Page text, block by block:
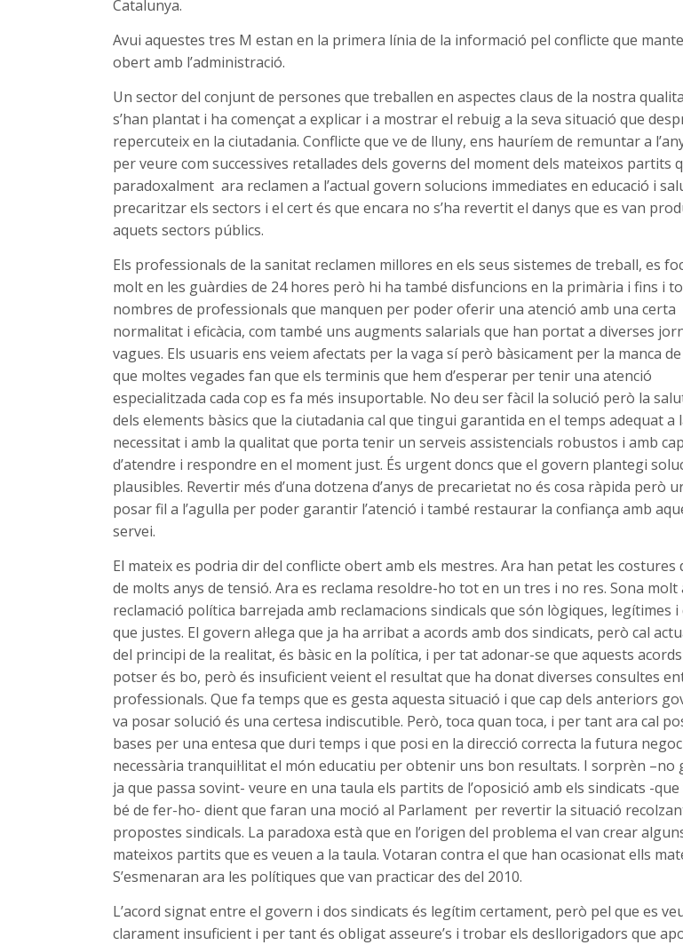
Catalunya.
Avui aquestes tres M estan en la primera línia de la informació pel conflicte que
obert amb l’administració.
Un sector del conjunt de persones que treballen en aspectes claus de la nostra
s’han plantat i ha començat a explicar i a mostrar el rebuig a la seva situació que
repercuteix en la ciutadania. Conflicte que ve de lluny, ens hauríem de remuntar a
per veure com successives retallades dels governs del moment dels mateixos partits
paradoxalment ara reclamen a l’actual govern solucions immediates en educació i
precaritzar els sectors i el cert és que encara no s’ha revertit el danys que es van
aquets sectors públics.
Els professionals de la sanitat reclamen millores en els seus sistemes de treball, es
molt en les guàrdies de 24 hores però hi ha també disfuncions en la primària i fins i
nombres de professionals que manquen per poder oferir una atenció amb una certa
normalitat i eficàcia, com també uns augments salarials que han portat a diverses
vagues. Els usuaris ens veiem afectats per la vaga sí però bàsicament per la manca
que moltes vegades fan que els terminis que hem d’esperar per tenir una atenció
especialitzada cada cop es fa més insuportable. No deu ser fàcil la solució però la
dels elements bàsics que la ciutadania cal que tingui garantida en el temps adequat a
necessitat i amb la qualitat que porta tenir un serveis assistencials robustos i amb
d’atendre i respondre en el moment just. És urgent doncs que el govern plantegi
plausibles. Revertir més d’una dotzena d’anys de precarietat no és cosa ràpida però
posar fil a l’agulla per poder garantir l’atenció i també restaurar la confiança amb
servei.
El mateix es podria dir del conflicte obert amb els mestres. Ara han petat les costures
de molts anys de tensió. Ara es reclama resoldre-ho tot en un tres i no res. Sona molt
reclamació política barrejada amb reclamacions sindicals que són lògiques, legítimes i
que justes. El govern al·lega que ja ha arribat a acords amb dos sindicats, però cal
del principi de la realitat, és bàsic en la política, i per tat adonar-se que aquests
potser és bo, però és insuficient veient el resultat que ha donat diverses consultes
professionals. Que fa temps que es gesta aquesta situació i que cap dels anteriors
va posar solució és una certesa indiscutible. Però, toca quan toca, i per tant ara cal
bases per una entesa que duri temps i que posi en la direcció correcta la futura
necessària tranquil·litat el món educatiu per obtenir uns bon resultats. I sorprèn –no
ja que passa sovint- veure en una taula els partits de l’oposició amb els sindicats -
bé de fer-ho- dient que faran una moció al Parlament per revertir la situació
propostes sindicals. La paradoxa està que en l’origen del problema el van crear
mateixos partits que es veuen a la taula. Votaran contra el que han ocasionat ells
S’esmenaran ara les polítiques que van practicar des del 2010.
L’acord signat entre el govern i dos sindicats és legítim certament, però pel que es
clarament insuficient i per tant és obligat asseure’s i trobar els desllorigadors que